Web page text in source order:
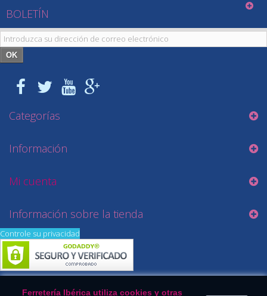
BOLETÍN
OK
Categorías
Información
Mi cuenta
Información sobre la tienda
Ferretería Ibérica utiliza cookies y otras
Controle su privacidad